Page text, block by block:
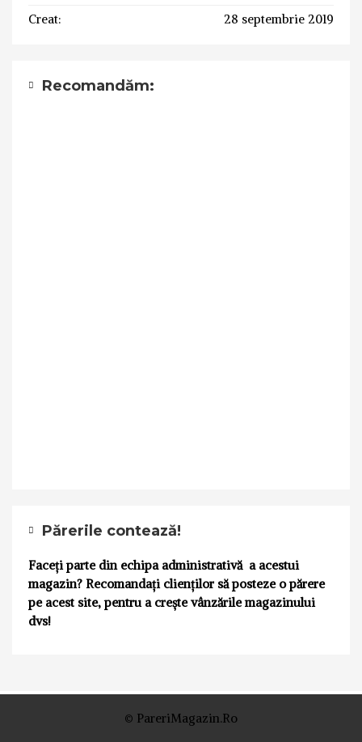
Creat:
28 septembrie 2019
Recomandăm:
Părerile contează!
Faceți parte din echipa administrativă a acestui
magazin? Recomandați clienților să posteze o părere
pe acest site, pentru a crește vânzările magazinului
dvs!
© PareriMagazin.Ro